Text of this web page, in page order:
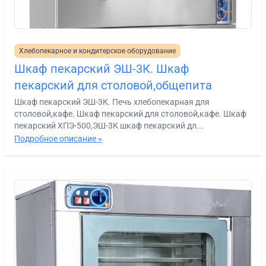
Хлебопекарное и кондитерское оборудование
Шкаф пекарский ЭШ-3К. Шкаф
пекарский для столовой,общепита
Шкаф пекарский ЭШ-3К. Печь хлебопекарная для
столовой,кафе. Шкаф пекарский для столовой,кафе. Шкаф
пекарский ХПЭ-500,ЭШ-3К шкаф пекарский дл...
Подробное описание »